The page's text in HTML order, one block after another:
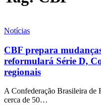
Notícias
CBF prepara
reformulará Série D,
regionais
A Confederação Brasileira de
cerca de 50…